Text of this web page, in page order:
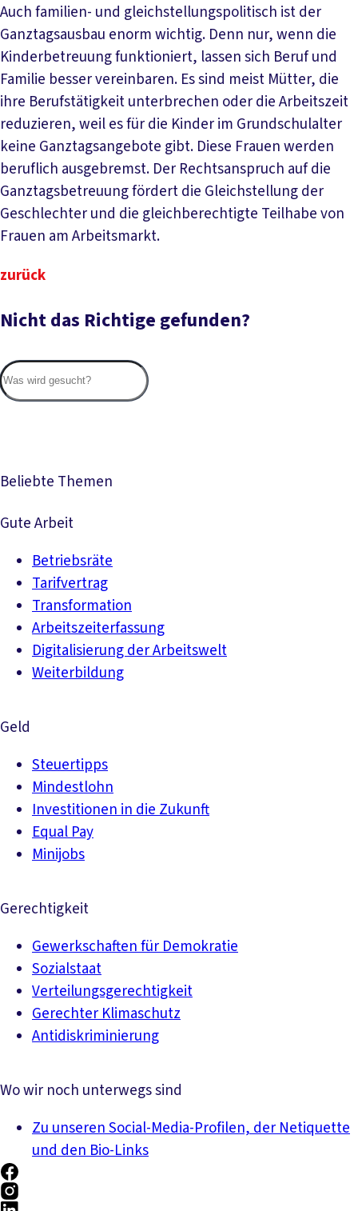
Auch familien- und gleichstellungspolitisch ist der
Ganztagsausbau enorm wichtig. Denn nur, wenn die
Kinderbetreuung funktioniert, lassen sich Beruf und
Familie besser vereinbaren. Es sind meist Mütter, die
ihre Berufstätigkeit unterbrechen oder die Arbeitszeit
reduzieren, weil es für die Kinder im Grundschulalter
keine Ganztagsangebote gibt. Diese Frauen werden
beruflich ausgebremst. Der Rechtsanspruch auf die
Ganztagsbetreuung fördert die Gleichstellung der
Geschlechter und die gleichberechtigte Teilhabe von
Frauen am Arbeitsmarkt.
zurück
Nicht das Richtige gefunden?
Beliebte Themen
Gute Arbeit
Betriebsräte
Tarifvertrag
Transformation
Arbeitszeiterfassung
Digitalisierung der Arbeitswelt
Weiterbildung
Geld
Steuertipps
Mindestlohn
Investitionen in die Zukunft
Equal Pay
Minijobs
Gerechtigkeit
Gewerkschaften für Demokratie
Sozialstaat
Verteilungsgerechtigkeit
Gerechter Klimaschutz
Antidiskriminierung
Wo wir noch unterwegs sind
Zu unseren Social-Media-Profilen, der Netiquette
und den Bio-Links